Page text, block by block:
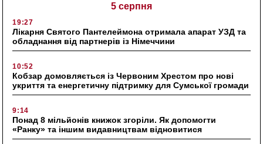
5 серпня
19:27
Лікарня Святого Пантелеймона отримала апарат УЗД та
обладнання від партнерів із Німеччини
10:52
Кобзар домовляється із Червоним Хрестом про нові
укриття та енергетичну підтримку для Сумської громади
9:14
Понад 8 мільйонів книжок згоріли. Як допомогти
«Ранку» та іншим видавництвам відновитися